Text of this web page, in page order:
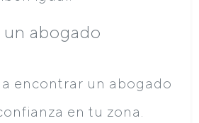
abogado
a encontrar un abogado
en tu zona.